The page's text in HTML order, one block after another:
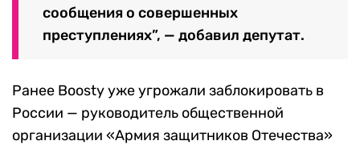
сообщения о совершенных
преступлениях”, — добавил депутат.
Ранее Boosty уже угрожали заблокировать в
России — руководитель общественной
организации «Армия защитников Отечества»